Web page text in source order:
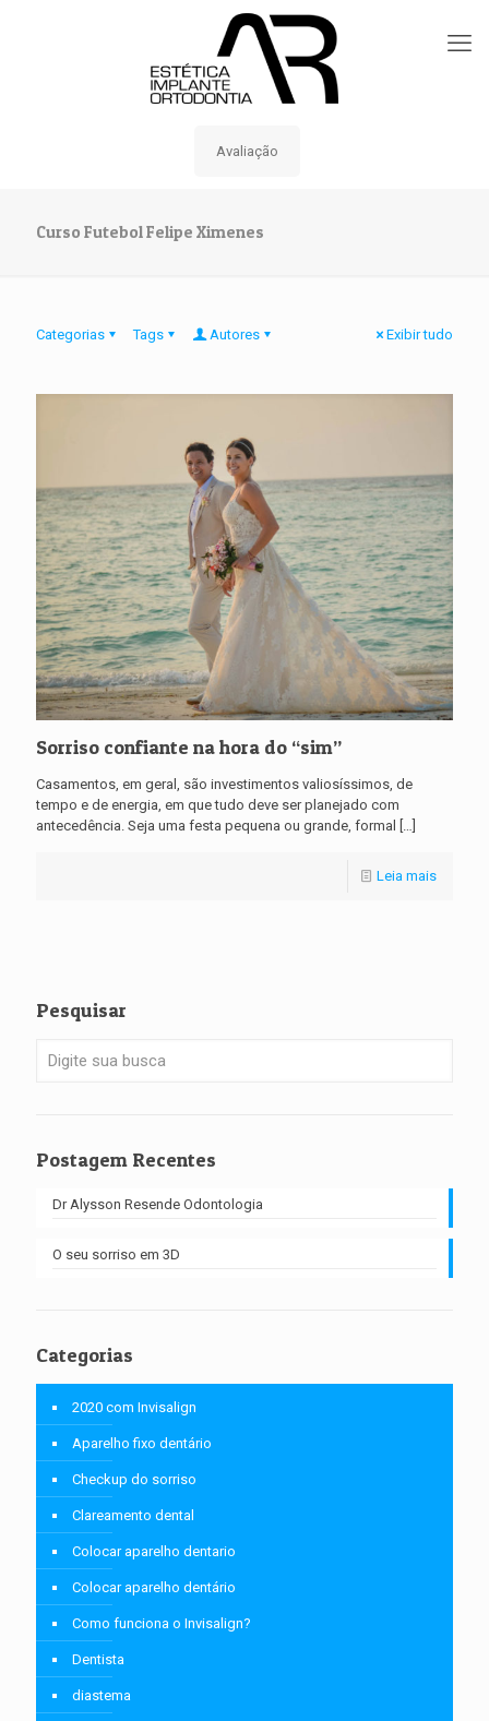
Avaliação
Curso Futebol Felipe Ximenes
Categorias Tags Autores Exibir tudo
Sorriso confiante na hora do “sim”
Casamentos, em geral, são investimentos valiosíssimos, de
tempo e de energia, em que tudo deve ser planejado com
antecedência. Seja uma festa pequena ou grande, formal […]
Leia mais
Pesquisar
Postagem Recentes
Dr Alysson Resende Odontologia
O seu sorriso em 3D
Categorias
2020 com Invisalign
Aparelho fixo dentário
Checkup do sorriso
Clareamento dental
Colocar aparelho dentario
Colocar aparelho dentário
Como funciona o Invisalign?
Dentista
diastema